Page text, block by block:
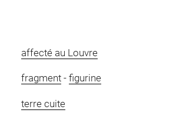
affecté au Louvre
fragment- figurine
terre cuite